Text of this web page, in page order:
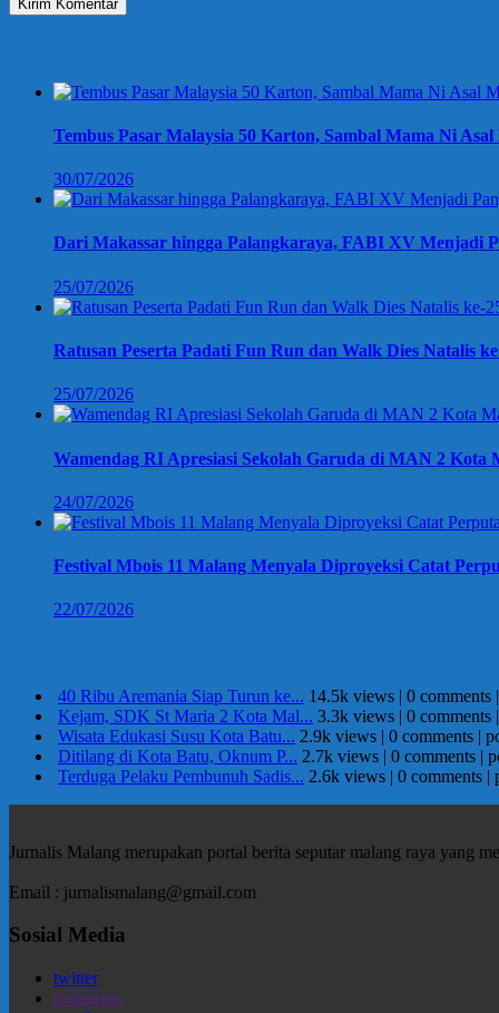
Tembus Pasar Malaysia 50 Karton, Sambal Mama Ni
30/07/2026
Dari Makassar hingga Palangkaraya, FABI XV Menjadi
25/07/2026
Ratusan Peserta Padati Fun Run dan Walk Dies Natalis
25/07/2026
Wamendag RI Apresiasi Sekolah Garuda di MAN 2
24/07/2026
Festival Mbois 11 Malang Menyala Diproyeksi Catat
22/07/2026
40 Ribu Aremania Siap Turun ke... 14.5k views | 0 comments |
Kejam, SDK St Maria 2 Kota Mal... 3.3k views | 0 comments |
Wisata Edukasi Susu Kota Batu... 2.9k views | 0 comments |
Ditilang di Kota Batu, Oknum P... 2.7k views | 0 comments |
Terduga Pelaku Pembunuh Sadis... 2.6k views | 0 comments |
Jurnalis Malang merupakan portal berita seputar malang raya yang
Email : jurnalismalang@gmail.com
Sosial Media
twitter
instagram